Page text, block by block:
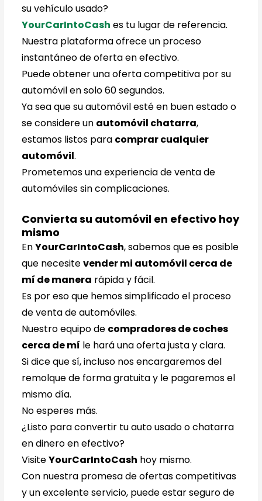
su vehículo usado?
YourCarIntoCash es tu lugar de referencia.
Nuestra plataforma ofrece un proceso
instantáneo de oferta en efectivo.
Puede obtener una oferta competitiva por su
automóvil en solo 60 segundos.
Ya sea que su automóvil esté en buen estado o
se considere un automóvil chatarra,
estamos listos para comprar cualquier
automóvil.
Prometemos una experiencia de venta de
automóviles sin complicaciones.
Convierta su automóvil en efectivo hoy
mismo
EnYourCarIntoCash, sabemos que es posible
que necesitevender mi automóvil cerca de
mí de manera rápida y fácil.
Es por eso que hemos simplificado el proceso
de venta de automóviles.
Nuestro equipo de compradores de coches
cerca de mí le hará una oferta justa y clara.
Si dice que sí, incluso nos encargaremos del
remolque de forma gratuita y le pagaremos el
mismo día.
No esperes más.
¿Listo para convertir tu auto usado o chatarra
en dinero en efectivo?
VisiteYourCarIntoCash hoy mismo.
Con nuestra promesa de ofertas competitivas
y un excelente servicio, puede estar seguro de